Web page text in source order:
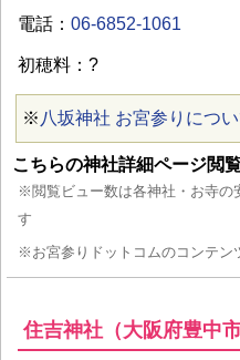
電話： 06-6852-1061
初穂料：?
※ 八坂神社 お宮参りにつ
こちらの神社詳細ページ閲
※閲覧ビュー数は各神社・お寺の
す
※お宮参りドットコムのコンテン
住吉神社（大阪府豊中市